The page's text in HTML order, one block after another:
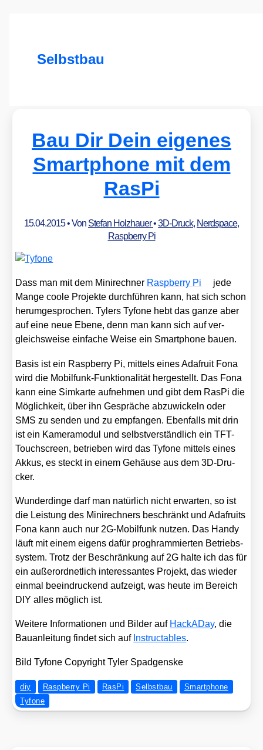
Selbstbau
Bau Dir Dein eigenes
Smartphone mit dem
RasPi
15.04.2015• Von Stefan Holzhauer•3D-Druck, Nerdspace,
Raspberry Pi
Dass man mit dem Mini­rech­ner Raspber­ry Pi
jede
Man­ge coo­le Pro­jek­te durch­füh­ren kann, hat sich schon
her­um­ge­spro­chen. Tylers Tyfo­ne hebt das gan­ze aber
auf eine neue Ebe­ne, denn man kann sich auf ver­
gleichs­wei­se ein­fa­che Wei­se ein Smart­phone bau­en.
Basis ist ein Raspber­ry Pi, mit­tels eines Adafruit Fona
wird die Mobil­funk-Funk­tio­na­li­tät her­ge­stellt. Das Fona
kann eine Sim­kar­te auf­neh­men und gibt dem RasPi die
Mög­lich­keit, über ihn Gesprä­che abzu­wi­ckeln oder
SMS zu sen­den und zu emp­fan­gen. Eben­falls mit drin
ist ein Kame­ra­mo­dul und selbst­ver­ständ­lich ein TFT-
Touch­screen, betrie­ben wird das Tyfo­ne mit­tels eines
Akkus, es steckt in einem Gehäu­se aus dem 3D-Dru­
cker.
Wun­der­din­ge darf man natür­lich nicht erwar­ten, so ist
die Leis­tung des Mini­rech­ners beschränkt und Adafruits
Fona kann auch nur 2G-Mobil­funk nut­zen. Das Han­dy
läuft mit einem eigens dafür pro­ghram­mier­ten Betriebs­
sys­tem. Trotz der Beschrän­kung auf 2G hal­te ich das für
ein außer­ord­net­lich inter­es­san­tes Pro­jekt, das wie­der
ein­mal beein­dru­ckend auf­zeigt, was heu­te im Bereich
DIY alles mög­lich ist.
Wei­te­re Infor­ma­tio­nen und Bil­der auf Hack­A­Day, die
Bau­an­lei­tung fin­det sich auf Ins­truc­ta­bles.
Bild Tyfo­ne Copy­right Tyler Spad­gens­ke
diy Raspberry Pi RasPi Selbstbau
Smartphone
Tyfone